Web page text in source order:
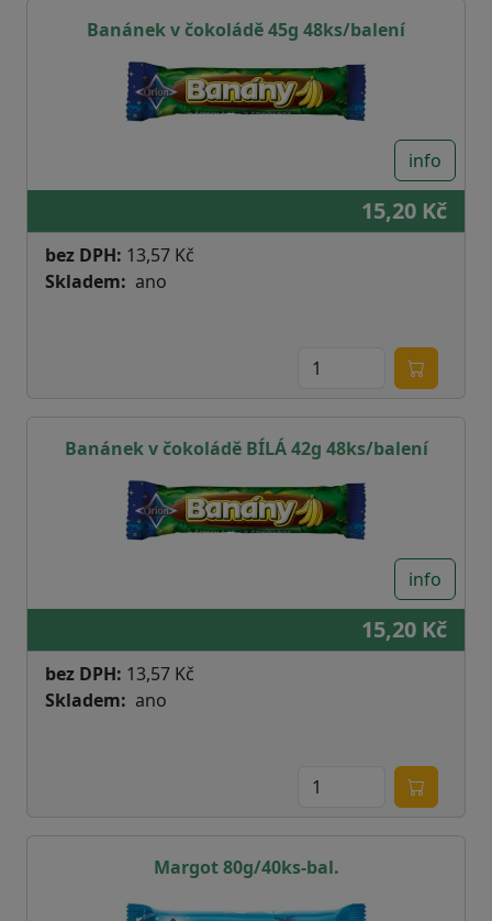
Banánek v čokoládě 45g 48ks/balení
info
15,20 Kč
bez DPH: 13,57 Kč
Skladem
ano
Banánek v čokoládě BÍLÁ 42g 48ks/balení
info
15,20 Kč
bez DPH: 13,57 Kč
Skladem
ano
Margot 80g/40ks-bal.